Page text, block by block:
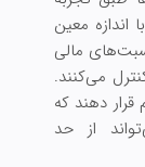
معین
مالی
می‌کنند.
دهند که
از حد